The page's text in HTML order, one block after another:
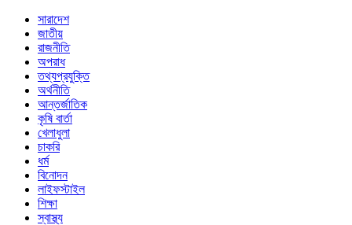
সারাদেশ
জাতীয়
রাজনীতি
অপরাধ
তথ্যপ্রযুক্তি
অর্থনীতি
আন্তর্জাতিক
কৃষি বার্তা
খেলাধুলা
চাকরি
ধর্ম
বিনোদন
লাইফস্টাইল
শিক্ষা
স্বাস্থ্য